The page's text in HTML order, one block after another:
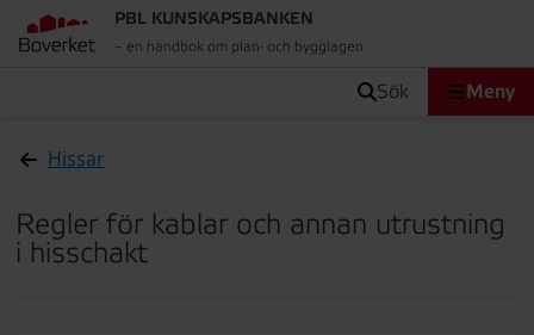
PBL KUNSKAPSBANKEN
– en handbok om plan- och bygglagen
sök Meny
Hissar
Regler för kablar och annan utrustning
i hisschakt